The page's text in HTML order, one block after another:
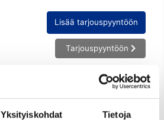
Yksityiskohdat Tietoja
Lisää tarjouspyyntöön
Tarjouspyyntöön